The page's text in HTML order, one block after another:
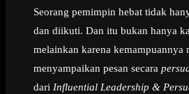
Seorang pemimpin hebat tidak
dan diikuti. Dan itu bukan hanya
melainkan karena kemampuannya
menyampaikan pesan secara
dari Influential Leadership &